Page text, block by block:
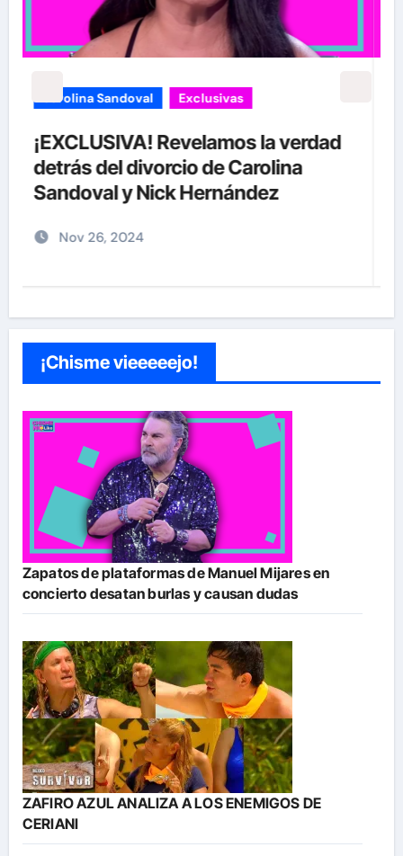
Exclusivas Sean 'Diddy' Combs
Jay-Z reacciona a acusaciones de
supuesto abuso a menor de 13 años
junto a Diddy Combs en plena fiesta
Dic 9, 2024
¡Chisme vieeeeejo!
Zapatos de plataformas de Manuel Mijares en
concierto desatan burlas y causan dudas
ZAFIRO AZUL ANALIZA A LOS ENEMIGOS DE
CERIANI